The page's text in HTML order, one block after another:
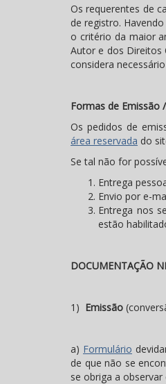
Os requerentes de
de registro.
o critério da maior
Autor e dos Direitos
considera
Formas de Emissão
Os pedidos de
área reservada do
Se tal não for
Entrega
Envio por e-
Entrega nos
estão
DOCUMENTAÇÃO
1) Emissão
a) Formulário
de que não se
se obriga a